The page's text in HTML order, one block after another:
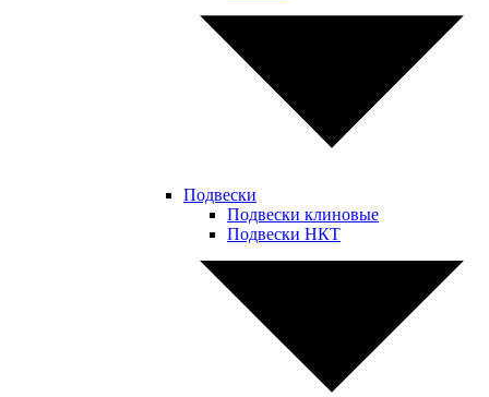
Подвески
Подвески клиновые
Подвески НКТ